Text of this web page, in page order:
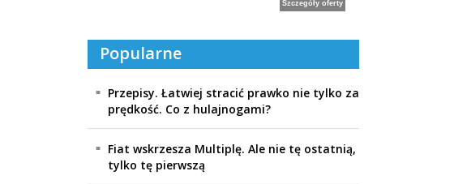
Popularne
Przepisy. Łatwiej stracić prawko nie tylko za
prędkość. Co z hulajnogami?
Fiat wskrzesza Multiplę. Ale nie tę ostatnią,
tylko tę pierwszą